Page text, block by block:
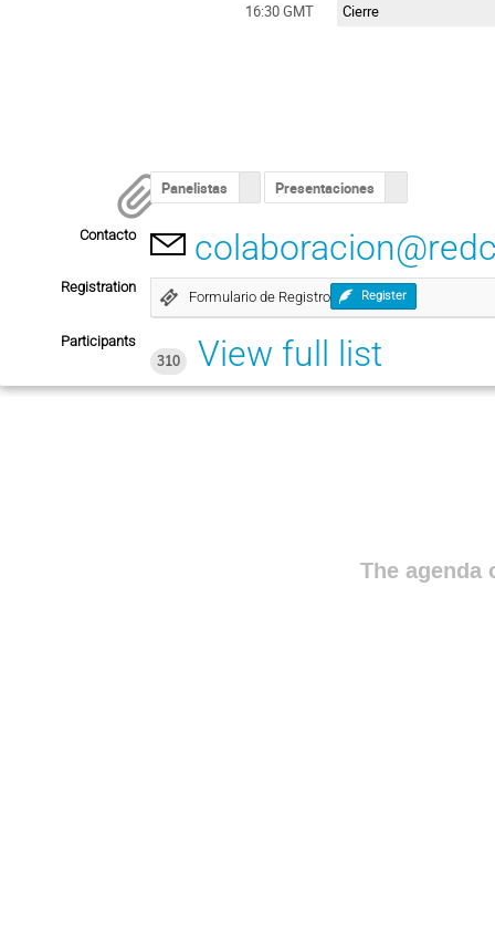
16:30 GMT
Cierre
Panelistas Presentaciones
Contacto
Registration
Formulario de Registro Register
Participants
310
View full list
The